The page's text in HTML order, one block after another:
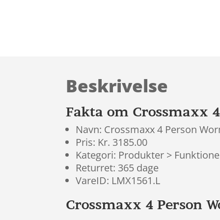
Beskrivelse
Fakta om Crossmaxx
Navn: Crossmaxx 4 Person
Pris: Kr. 3185.00
Kategori: Produkter >
Returret: 365 dage
VareID: LMX1561.L
Crossmaxx 4 Person